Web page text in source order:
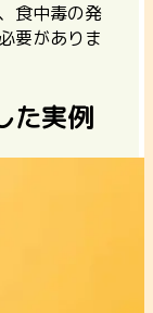
食中毒の発
要がありま
た実例